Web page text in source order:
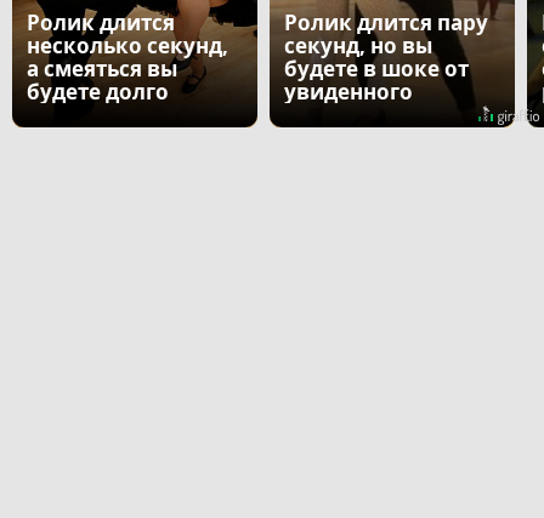
Ролик длится
несколько секунд,
а смеяться вы
будете долго
Ролик длится пару
секунд, но вы
будете в шоке от
увиденного